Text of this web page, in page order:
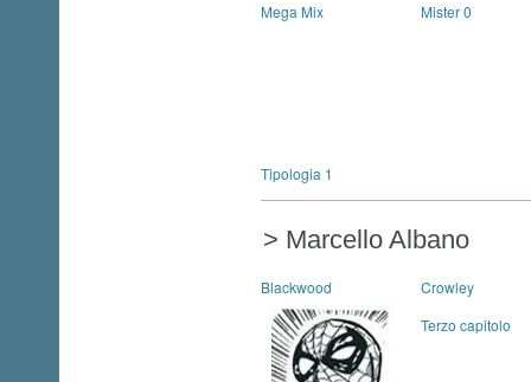
Mega Mix Mister 0
Tipologia 1
> Marcello Albano
Blackwood Crowley
Terzo capitolo